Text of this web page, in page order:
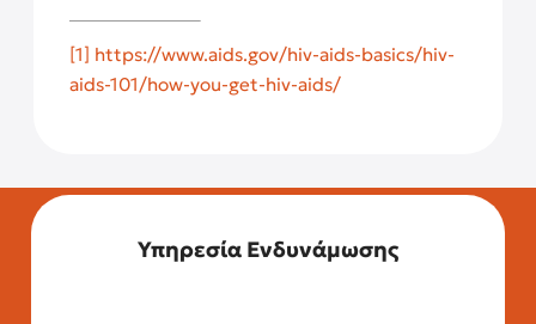
[1] https://www.aids.gov/hiv-aids-basics/hiv-
aids-101/how-you-get-hiv-aids/
Υπηρεσία Ενδυνάμωσης